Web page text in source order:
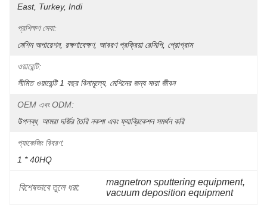
East, Turkey, Indi
প্রশিক্ষণ সেবা:
মেশিন অপারেশন, রক্ষণাবেক্ষণ, আবরণ প্রক্রিয়া রেসিপি, প্রোগ্রাম
ওয়ারেন্টি:
সীমিত ওয়ারেন্টি 1 বছর বিনামূল্যে, মেশিনের জন্য সারা জীবন
OEM এবং ODM:
উপলব্ধ, আমরা দর্জির তৈরি নকশা এবং ফ্যাব্রিকেশন সমর্থন করি
প্যাকেজিং বিবরণ:
1 * 40HQ
বিশেষভাবে তুলে ধরা:
magnetron sputtering equipment
vacuum deposition equipment